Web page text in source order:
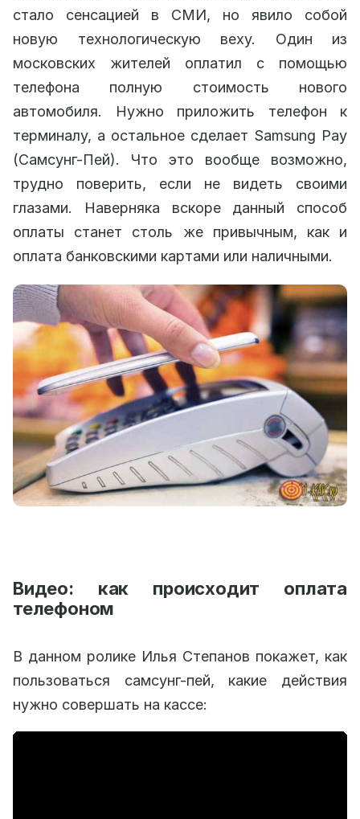
стало сенсацией в СМИ, но явило собой
новую технологическую веху. Один из
московских жителей оплатил с помощью
телефона полную стоимость нового
автомобиля. Нужно приложить телефон к
терминалу, а остальное сделает Samsung Pay
(Самсунг-Пей). Что это вообще возможно,
трудно поверить, если не видеть своими
глазами. Наверняка вскоре данный способ
оплаты станет столь же привычным, как и
оплата банковскими картами или наличными.
Видео: как происходит оплата
телефоном
В данном ролике Илья Степанов покажет, как
пользоваться самсунг-пей, какие действия
нужно совершать на кассе: